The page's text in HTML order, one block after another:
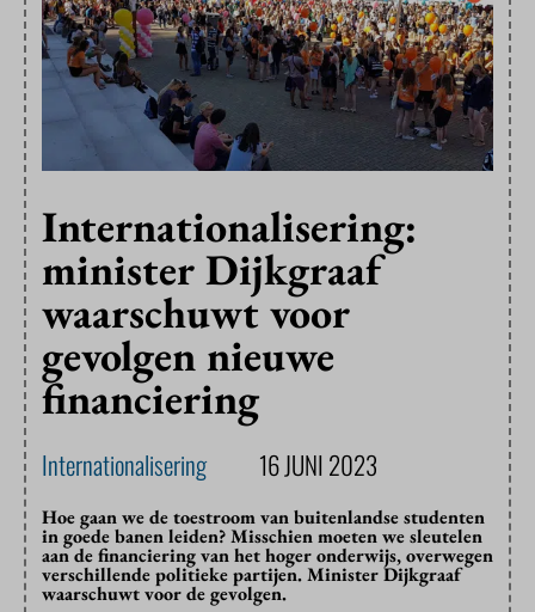
Internationalisering:
minister Dijkgraaf
waarschuwt voor
gevolgen nieuwe
financiering
Internationalisering 16 JUNI 2023
Hoe gaan we de toestroom van buitenlandse studenten
in goede banen leiden? Misschien moeten we sleutelen
aan de financiering van het hoger onderwijs, overwegen
verschillende politieke partijen. Minister Dijkgraaf
waarschuwt voor de gevolgen.